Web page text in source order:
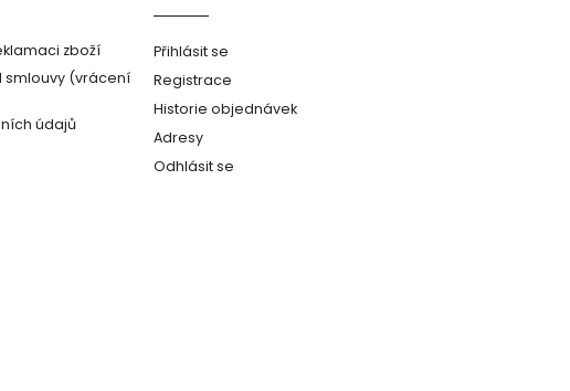
zboží
smlouvy (vrácení
údajů
Přihlásit se
Registrace
Historie objednávek
Adresy
Odhlásit se